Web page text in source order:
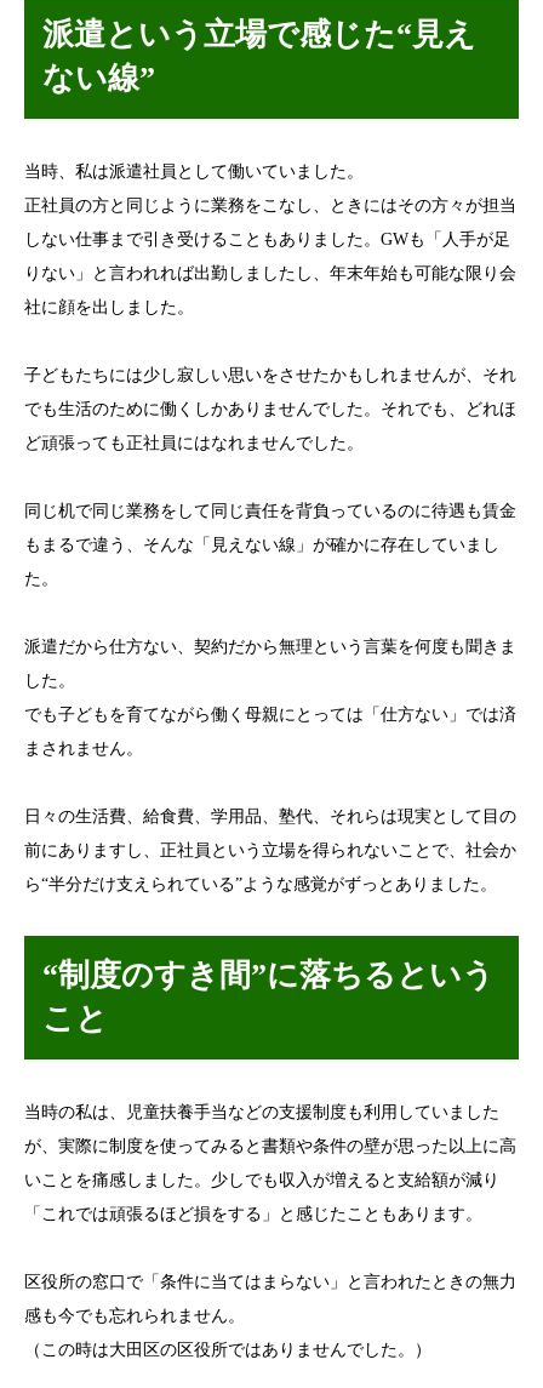
派遣という立場で感じた“見え
ない線”
当時、私は派遣社員として働いていました。
正社員の方と同じように業務をこなし、ときにはその方々が担当
しない仕事まで引き受けることもありました。GWも「人手が足
りない」と言われれば出勤しましたし、年末年始も可能な限り会
社に顔を出しました。
子どもたちには少し寂しい思いをさせたかもしれませんが、それ
でも生活のために働くしかありませんでした。それでも、どれほ
ど頑張っても正社員にはなれませんでした。
同じ机で同じ業務をして同じ責任を背負っているのに待遇も賃金
もまるで違う、そんな「見えない線」が確かに存在していまし
た。
派遣だから仕方ない、契約だから無理という言葉を何度も聞きま
した。
でも子どもを育てながら働く母親にとっては「仕方ない」では済
まされません。
日々の生活費、給食費、学用品、塾代、それらは現実として目の
前にありますし、正社員という立場を得られないことで、社会か
ら“半分だけ支えられている”ような感覚がずっとありました。
“制度のすき間”に落ちるという
こと
当時の私は、児童扶養手当などの支援制度も利用していました
が、実際に制度を使ってみると書類や条件の壁が思った以上に高
いことを痛感しました。少しでも収入が増えると支給額が減り
「これでは頑張るほど損をする」と感じたこともあります。
区役所の窓口で「条件に当てはまらない」と言われたときの無力
感も今でも忘れられません。
（この時は大田区の区役所ではありませんでした。）